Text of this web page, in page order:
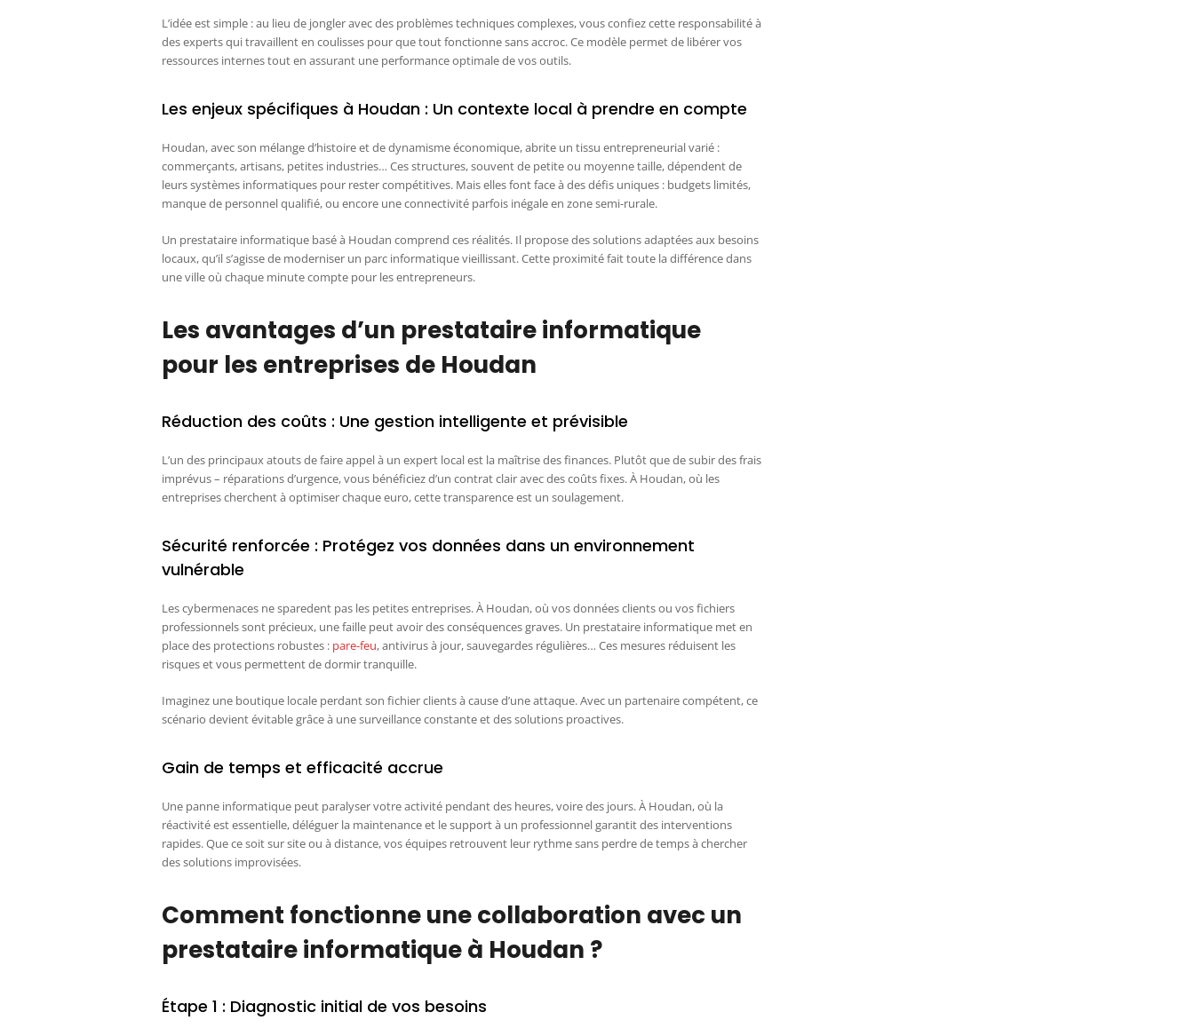
L’idée est simple : au lieu de jongler avec des problèmes techniques complexes, vous confiez cette responsabilité à
des experts qui travaillent en coulisses pour que tout fonctionne sans accroc. Ce modèle permet de libérer vos
ressources internes tout en assurant une performance optimale de vos outils.
Les enjeux spécifiques à Houdan : Un contexte local à prendre en compte
Houdan, avec son mélange d’histoire et de dynamisme économique, abrite un tissu entrepreneurial varié :
commerçants, artisans, petites industries… Ces structures, souvent de petite ou moyenne taille, dépendent de
leurs systèmes informatiques pour rester compétitives. Mais elles font face à des défis uniques : budgets limités,
manque de personnel qualifié, ou encore une connectivité parfois inégale en zone semi-rurale.
Un prestataire informatique basé à Houdan comprend ces réalités. Il propose des solutions adaptées aux besoins
locaux, qu’il s’agisse de moderniser un parc informatique vieillissant. Cette proximité fait toute la différence dans
une ville où chaque minute compte pour les entrepreneurs.
Les avantages d’un prestataire informatique
pour les entreprises de Houdan
Réduction des coûts : Une gestion intelligente et prévisible
L’un des principaux atouts de faire appel à un expert local est la maîtrise des finances. Plutôt que de subir des frais
imprévus – réparations d’urgence, vous bénéficiez d’un contrat clair avec des coûts fixes. À Houdan, où les
entreprises cherchent à optimiser chaque euro, cette transparence est un soulagement.
Sécurité renforcée : Protégez vos données dans un environnement
vulnérable
Les cybermenaces ne sparedent pas les petites entreprises. À Houdan, où vos données clients ou vos fichiers
professionnels sont précieux, une faille peut avoir des conséquences graves. Un prestataire informatique met en
place des protections robustes : pare-feu, antivirus à jour, sauvegardes régulières… Ces mesures réduisent les
risques et vous permettent de dormir tranquille.
Imaginez une boutique locale perdant son fichier clients à cause d’une attaque. Avec un partenaire compétent, ce
scénario devient évitable grâce à une surveillance constante et des solutions proactives.
Gain de temps et efficacité accrue
Une panne informatique peut paralyser votre activité pendant des heures, voire des jours. À Houdan, où la
réactivité est essentielle, déléguer la maintenance et le support à un professionnel garantit des interventions
rapides. Que ce soit sur site ou à distance, vos équipes retrouvent leur rythme sans perdre de temps à chercher
des solutions improvisées.
Comment fonctionne une collaboration avec un
prestataire informatique à Houdan ?
Étape 1 : Diagnostic initial de vos besoins